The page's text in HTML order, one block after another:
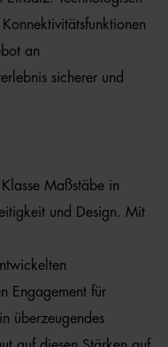
an
sicherer und
Maßstäbe in
und Design. Mit
Engagement für
überzeugendes